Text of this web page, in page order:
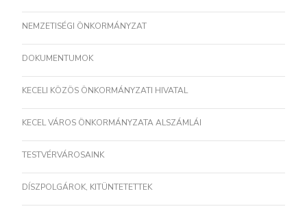
NEMZETISÉGI ÖNKORMÁNYZAT
DOKUMENTUMOK
KECELI KÖZÖS ÖNKORMÁNYZATI HIVATAL
KECEL VÁROS ÖNKORMÁNYZATA ALSZÁMLÁI
TESTVÉRVÁROSAINK
DÍSZPOLGÁROK, KITÜNTETETTEK